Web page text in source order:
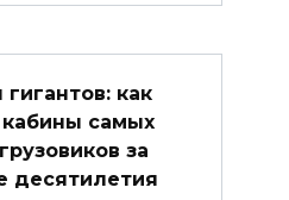
как
самых
за
десятилетия